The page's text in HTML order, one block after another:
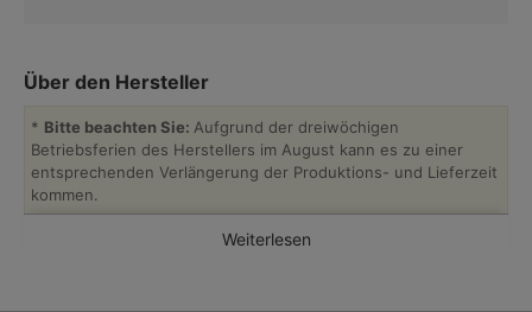
Über den Hersteller
* Bitte beachten Sie: Aufgrund der dreiwöchigen
Betriebsferien des Herstellers im August kann es zu einer
entsprechenden Verlängerung der Produktions- und Lieferzeit
kommen.
Atelier MB ist eine kleine französische Leuchtenmanufaktur, die
Kunstschmiedearbeiten bekannten Département Manche in der
Weiterlesen